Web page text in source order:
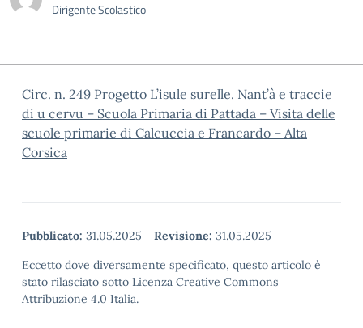
Dirigente Scolastico
Circ. n. 249 Progetto L’isule surelle. Nant’à e traccie
di u cervu – Scuola Primaria di Pattada – Visita delle
scuole primarie di Calcuccia e Francardo – Alta
Corsica
Pubblicato: 31.05.2025 - Revisione: 31.05.2025
Eccetto dove diversamente specificato, questo articolo è
stato rilasciato sotto Licenza Creative Commons
Attribuzione 4.0 Italia.